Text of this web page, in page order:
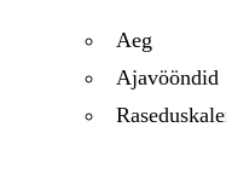
Aeg
Ajavööndid